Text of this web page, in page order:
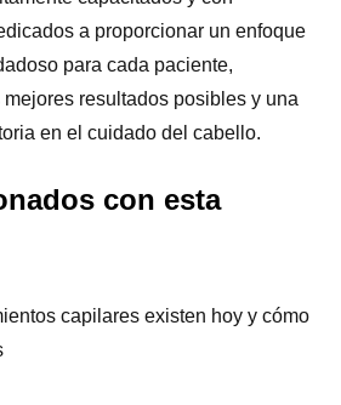
a proporcionar un enfoque
para cada paciente,
resultados posibles y una
en el cuidado del cabello.
con esta
capilares existen hoy y cómo